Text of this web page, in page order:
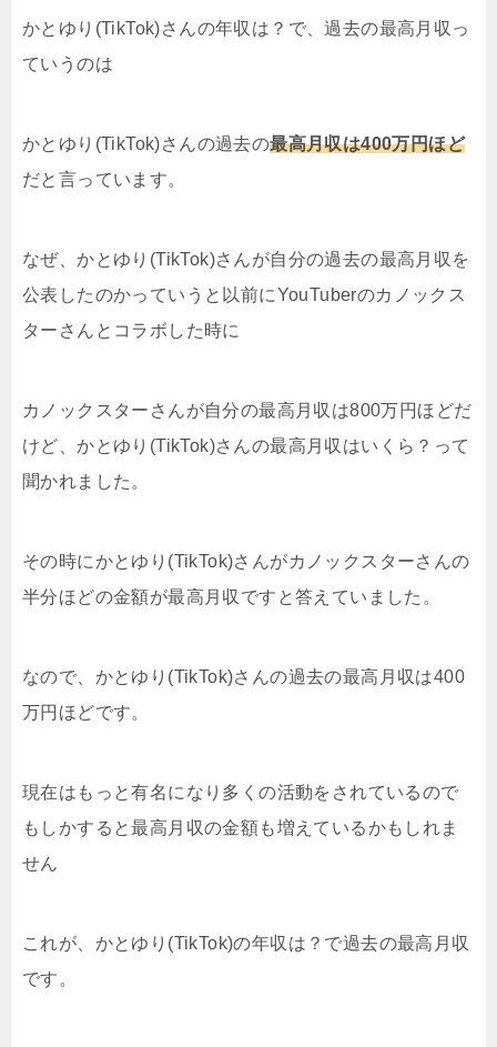
かとゆり(TikTok)さんの年収は？で、過去の最高月収っ
ていうのは
かとゆり(TikTok)さんの過去の最高月収は400万円ほど
だと言っています。
なぜ、かとゆり(TikTok)さんが自分の過去の最高月収を
公表したのかっていうと以前にYouTuberのカノックス
ターさんとコラボした時に
カノックスターさんが自分の最高月収は800万円ほどだ
けど、かとゆり(TikTok)さんの最高月収はいくら？って
聞かれました。
その時にかとゆり(TikTok)さんがカノックスターさんの
半分ほどの金額が最高月収ですと答えていました。
なので、かとゆり(TikTok)さんの過去の最高月収は400
万円ほどです。
現在はもっと有名になり多くの活動をされているので
もしかすると最高月収の金額も増えているかもしれま
せん
これが、かとゆり(TikTok)の年収は？で過去の最高月収
です。